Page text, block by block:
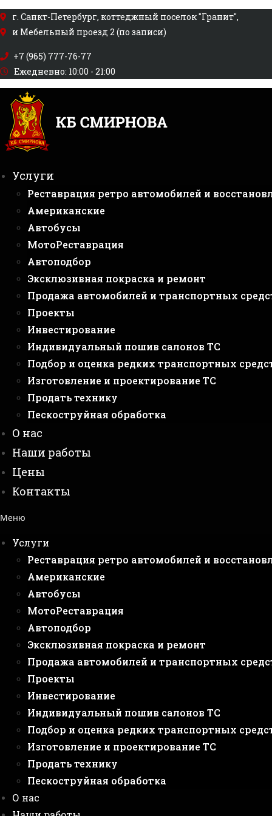
Перейти
к
г. Санкт-Петербург, коттеджный поселок "Гранит",
и Мебельный проезд 2 (по записи)
+7 (965) 777-76-77
Ежедневно: 10:00 - 21:00
Услуги
Реставрация ретро автомобилей и
Американские
Автобусы
МотоРеставрация
Автоподбор
Эксклюзивная покраска и ремонт
Продажа автомобилей и транспортных
Проекты
Инвестирование
Индивидуальный пошив салонов ТС
Подбор и оценка редких транспортных
Изготовление и проектирование ТС
Продать технику
Пескоструйная обработка
О нас
Наши работы
Цены
Контакты
Меню
Услуги
Реставрация ретро автомобилей и
Американские
Автобусы
МотоРеставрация
Автоподбор
Эксклюзивная покраска и ремонт
Продажа автомобилей и транспортных
Проекты
Инвестирование
Индивидуальный пошив салонов ТС
Подбор и оценка редких транспортных
Изготовление и проектирование ТС
Продать технику
Пескоструйная обработка
О нас